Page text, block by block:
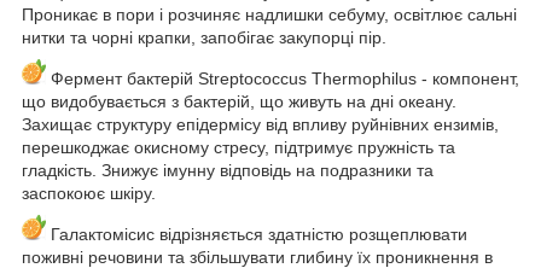
Проникає в пори і розчиняє надлишки себуму, освітлює сальні
нитки та чорні крапки, запобігає закупорці пір.
Фермент бактерій Streptococcus Thermophilus - компонент,
що видобувається з бактерій, що живуть на дні океану.
Захищає структуру епідермісу від впливу руйнівних ензимів,
перешкоджає окисному стресу, підтримує пружність та
гладкість. Знижує імунну відповідь на подразники та
заспокоює шкіру.
Галактомісис відрізняється здатністю розщеплювати
поживні речовини та збільшувати глибину їх проникнення в